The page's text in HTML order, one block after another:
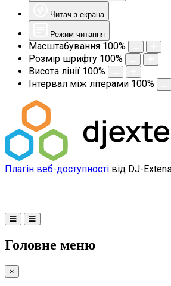
Читач з екрана
Режим читання
Масштабування 100%
Розмір шрифту 100%
Висота лінії 100%
Інтервал між літерами 100%
Плагін веб-доступності від DJ-
Головне меню
×